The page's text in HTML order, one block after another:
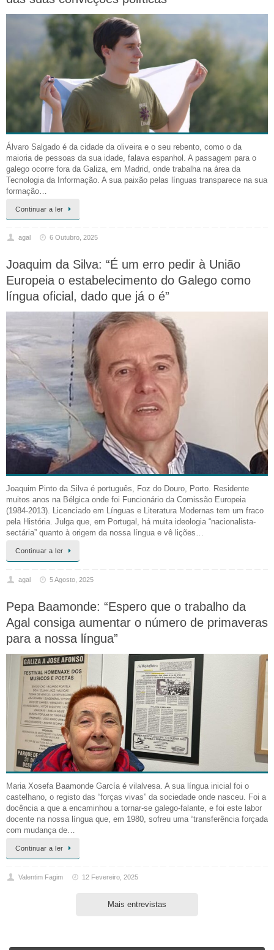
Álvaro Salgado é da cidade da oliveira e o seu rebento, como o da
maioria de pessoas da sua idade, falava espanhol. A passagem para o
galego ocorre fora da Galiza, em Madrid, onde trabalha na área da
Tecnologia da Informação. A sua paixão pelas línguas transparece na sua
formação…
Continuar a ler
agal 6 Outubro, 2025
Joaquim da Silva: “É um erro pedir à União
Europeia o estabelecimento do Galego como
língua oficial, dado que já o é”
Joaquim Pinto da Silva é português, Foz do Douro, Porto. Residente
muitos anos na Bélgica onde foi Funcionário da Comissão Europeia
(1984-2013). Licenciado em Línguas e Literatura Modernas tem um fraco
pela História. Julga que, em Portugal, há muita ideologia “nacionalista-
sectária” quanto à origem da nossa língua e vê lições…
Continuar a ler
agal 5 Agosto, 2025
Pepa Baamonde: “Espero que o trabalho da
Agal consiga aumentar o número de primaveras
para a nossa língua”
Maria Xosefa Baamonde García é vilalvesa. A sua língua inicial foi o
castelhano, o registo das “forças vivas” da sociedade onde nasceu. Foi a
docência a que a encaminhou a tornar-se galego-falante, e foi este labor
docente na nossa língua que, em 1980, sofreu uma “transferência forçada
com mudança de…
Continuar a ler
Valentim Fagim 12 Fevereiro, 2025
Mais entrevistas